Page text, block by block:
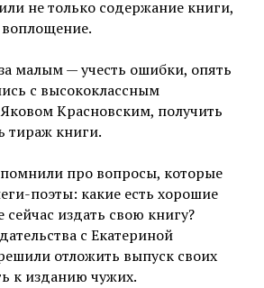
не только содержание книги,
малым — учесть ошибки, опять
с высококлассным
Красновским, получить
тираж книги.
про вопросы, которые
поэты: какие есть хорошие
сейчас издать свою книгу?
с Екатериной
отложить выпуск своих
к изданию чужих.